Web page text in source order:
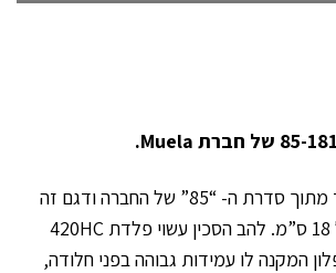
הסכין הינה דגם אחד מתוך סדרת ה- “85” של החברה ודגם זה
מציג להב באורך של 18 ס”מ. להב הסכין עשוי פלדת 420HC
המקנה לו עמידות גבוהה בפני חלודה,